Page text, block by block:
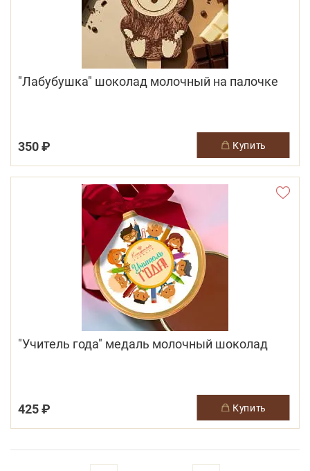
"Лабубушка" шоколад молочный на палочке
350 ₽ купить
"Учитель года" медаль молочный шоколад
425 ₽ купить